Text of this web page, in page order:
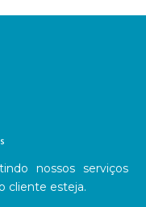
nossos serviços
cliente esteja.